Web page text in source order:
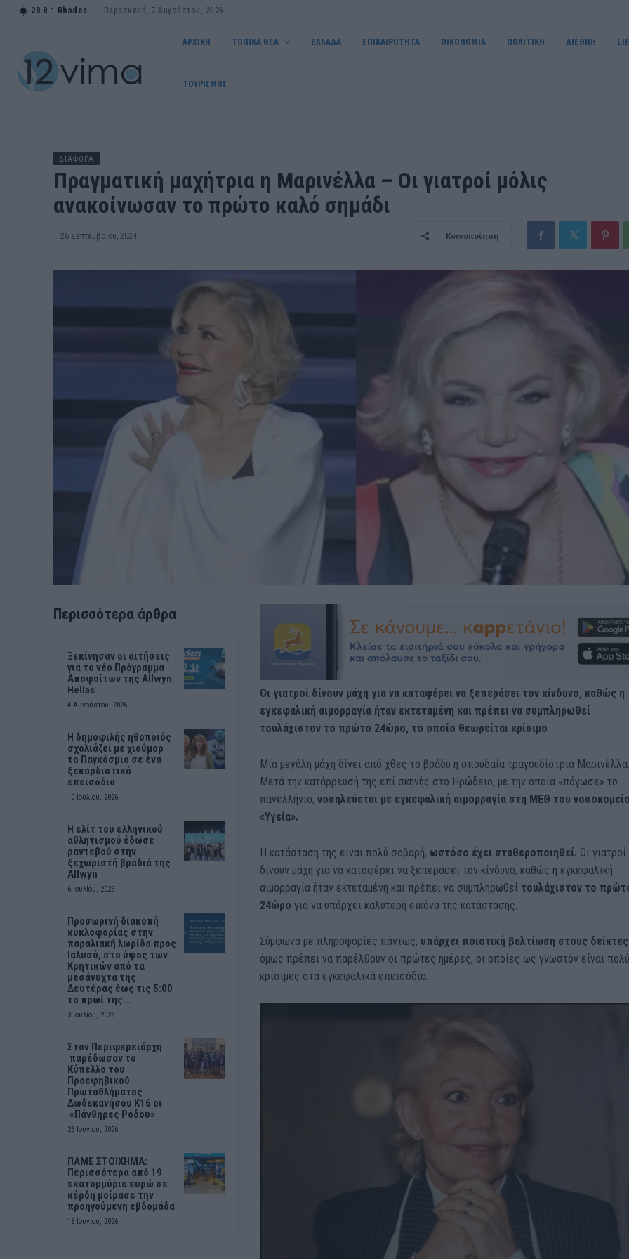
28.8 C Rhodes Παρασκευή, 7 Αυγούστου, 2026
ΑΡΧΙΚΗ ΤΟΠΙΚΑ ΝΕΑ ΕΛΛΑΔΑ ΕΠΙΚΑΙΡΟΤΗΤΑ OIKONOMIA ΠΟΛΙΤΙΚΗ ΔΙΕΘΝΗ
ΤΟΥΡΙΣΜΟΣ
ΔΙΑΦΟΡΑ
Πραγματική μαχήτρια η Μαρινέλλα – Οι γιατροί μόλις
ανακοίνωσαν το πρώτο καλό σημάδι
26 Σεπτεμβρίου, 2024 Κοινοποίηση
Περισσότερα άρθρα
Ξεκίνησαν οι αιτήσεις
για το νέο Πρόγραμμα
Αποφοίτων της Allwyn
Hellas
4 Αυγούστου, 2026
Η δημοφιλής ηθοποιός
σχολιάζει με χιούμορ
το Παγκόσμιο σε ένα
ξεκαρδιστικό
επεισόδιο
10 Ιουλίου, 2026
Η ελίτ του ελληνικού
αθλητισμού έδωσε
ραντεβού στην
ξεχωριστή βραδιά της
Allwyn
6 Ιουλίου, 2026
Προσωρινή διακοπή
κυκλοφορίας στην
παραλιακή λωρίδα προς
Ιαλυσό, στο ύψος των
Κρητικών από τα
μεσάνυχτα της
Δευτέρας έως τις 5:00
το πρωί της...
3 Ιουλίου, 2026
Στον Περιφερειάρχη
παρέδωσαν το
Κύπελλο του
Προεφηβικού
Πρωταθλήματος
Δωδεκανήσου Κ16 οι
«Πάνθηρες Ρόδου»
26 Ιουνίου, 2026
ΠΑΜΕ ΣΤΟΙΧΗΜΑ:
Περισσότερα από 19
εκατομμύρια ευρώ σε
κέρδη μοίρασε την
προηγούμενη εβδομάδα
18 Ιουνίου, 2026
Οι γιατροί δίνουν μάχη για να καταφέρει να ξεπεράσει τον κίνδυνο, καθώς η
εγκεφαλική αιμορραγία ήταν εκτεταμένη και πρέπει να συμπληρωθεί
τουλάχιστον το πρώτο 24ώρο, το οποίο θεωρείται κρίσιμο
Μία μεγάλη μάχη δίνει από χθες το βράδυ η σπουδαία τραγουδίστρια Μαρινέλλα.
Μετά την κατάρρευσή της επί σκηνής στο Ηρώδειο, με την οποία «πάγωσε» το
πανελλήνιο, νοσηλεύεται με εγκεφαλική αιμορραγία στη ΜΕΘ του
«Υγεία».
Η κατάσταση της είναι πολύ σοβαρή, ωστόσο έχει σταθεροποιηθεί. Οι γιατροί
δίνουν μάχη για να καταφέρει να ξεπεράσει τον κίνδυνο, καθώς η εγκεφαλική
αιμορραγία ήταν εκτεταμένη και πρέπει να συμπληρωθεί τουλάχιστον το
24ώρο για να υπάρχει καλύτερη εικόνα της κατάστασης.
Σύμφωνα με πληροφορίες πάντως, υπάρχει ποιοτική βελτίωση στους
όμως πρέπει να παρέλθουν οι πρώτες ημέρες, οι οποίες ως γνωστόν είναι πολύ
κρίσιμες στα εγκεφαλικά επεισόδια.